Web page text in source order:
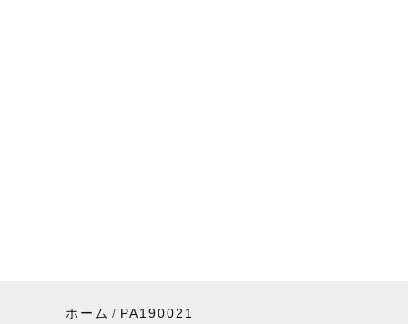
ホーム PA190021